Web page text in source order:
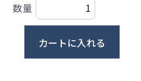
数量
カートに入れる